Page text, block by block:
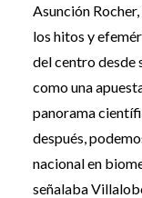
Asunción
los hitos y
del centro desde
como una
panorama
después,
nacional en
señalaba